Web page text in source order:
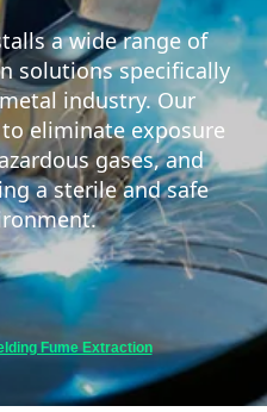
a wide range of
solutions specifically
industry. Our
eliminate exposure
gases, and
a sterile and safe
Fume Extraction